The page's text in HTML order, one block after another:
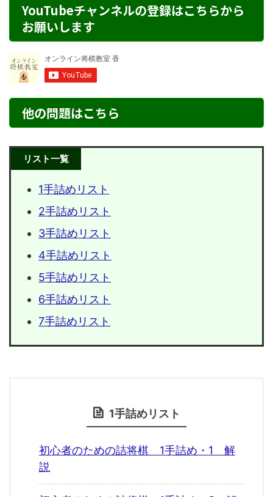
YouTubeチャンネルの登録はこちらから
お願いします
他の問題はこちら
リスト一覧
1手詰めリスト
2手詰めリスト
3手詰めリスト
4手詰めリスト
5手詰めリスト
6手詰めリスト
7手詰めリスト
1手詰めリスト
初心者のための詰将棋 1手詰め・1 解
説